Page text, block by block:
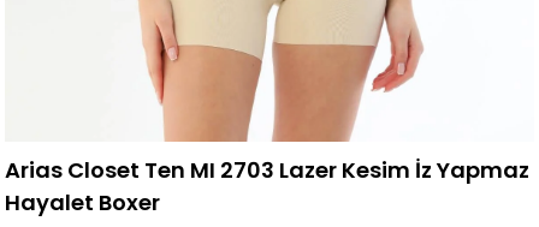
Arias Closet Ten MI 2703 Lazer Kesim İz Yapmaz
Hayalet Boxer